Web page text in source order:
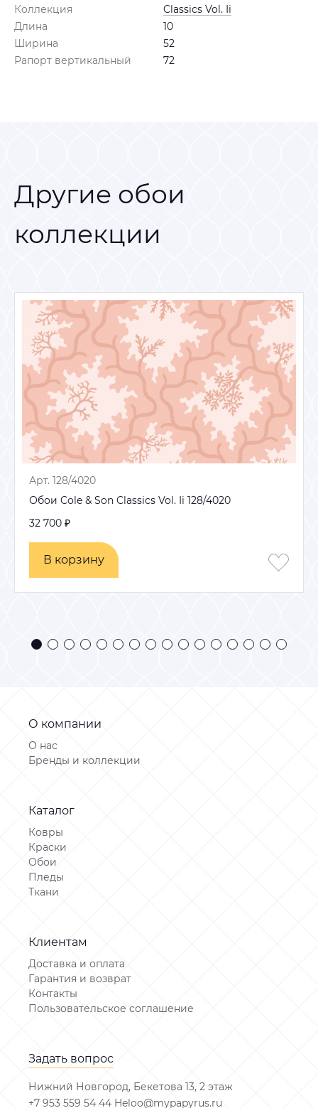
Коллекция
Classics Vol. Ii
Длина
10
Ширина
52
Рапорт вертикальный
72
Другие обои
коллекции
Арт. 128/4020
Обои Cole & Son Classics Vol. Ii 128/4020
32 700 ₽
В корзину
В корзину
О компании
О нас
Бренды и коллекции
Каталог
Ковры
Краски
Обои
Пледы
Ткани
Клиентам
Доставка и оплата
Гарантия и возврат
Контакты
Пользовательское соглашение
Задать вопрос
Нижний Новгород, Бекетова 13, 2 этаж
+7 953 559 54 44 Heloo@mypapyrus.ru